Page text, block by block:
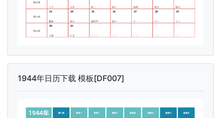
1944年日历下载 模板[DF007]